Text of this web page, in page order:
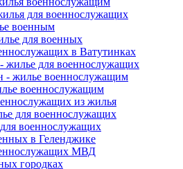
для военнослужащих
военным
для военных
в Ватутинках
жилье для военнослужащих
- жилье военнослужащим
военнослужащим
из жилья
для военнослужащих
военнослужащих
в Геленджике
МВД
городках